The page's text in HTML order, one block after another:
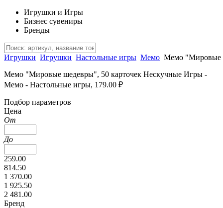
Игрушки и Игры
Бизнес сувениры
Бренды
Игрушки Игрушки Настольные игры Мемо Мемо "Мировые
Мемо "Мировые шедевры", 50 карточек Нескучные Игры -
Мемо - Настольные игры, 179.00 ₽
Подбор параметров
Цена
От
До
259.00
814.50
1 370.00
1 925.50
2 481.00
Бренд